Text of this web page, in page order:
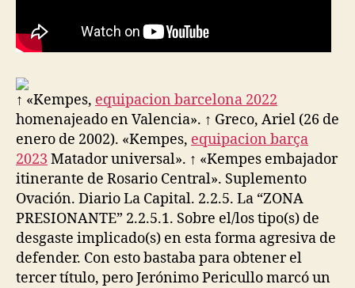
↑ «Kempes, equipacion barcelona 2022
homenajeado en Valencia». ↑ Greco, Ariel (26 de
enero de 2002). «Kempes, equipacion barça
2023 Matador universal». ↑ «Kempes embajador
itinerante de Rosario Central». Suplemento
Ovación. Diario La Capital. 2.2.5. La “ZONA
PRESIONANTE” 2.2.5.1. Sobre el/los tipo(s) de
desgaste implicado(s) en esta forma agresiva de
defender. Con esto bastaba para obtener el
tercer título, pero Jerónimo Pericullo marcó un